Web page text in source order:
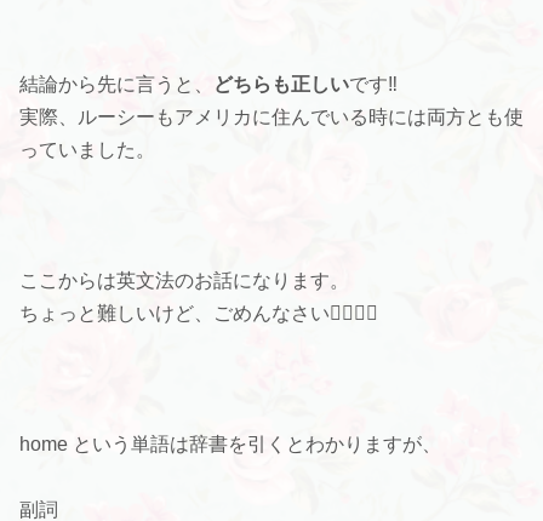
結論から先に言うと、 どちらも正しいです‼️
実際、
ルーシーもアメリカに住んでいる時には両方とも使
っていました。
ここからは英文法のお話になります。
ちょっと難しいけど、ごめんなさい🙇‍♀️🙇‍♀️
home という単語は辞書を引くとわかりますが、
副詞